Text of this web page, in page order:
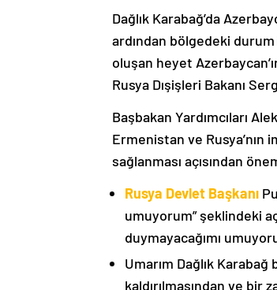
Dağlık Karabağ’da
ardından bölgedeki
oluşan heyet
Rusya Dışişleri Bakanı
Başbakan Yardımcıları
Ermenistan ve Rusya’nın
sağlanması açısından
Rusya Devlet Başkanı
umuyorum” şeklindeki
duymayacağımı
Umarım Dağlık
kaldırılmasından ve